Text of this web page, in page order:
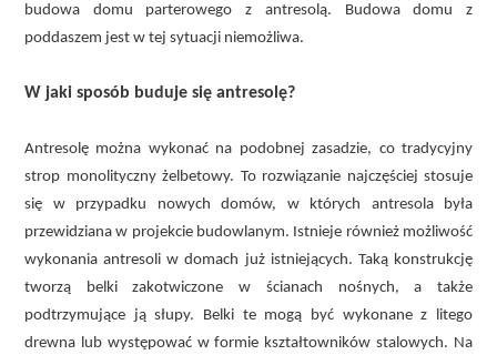
budowa domu parterowego z antresolą. Budowa domu z
poddaszem jest w tej sytuacji niemożliwa.
W jaki sposób buduje się antresolę?
Antresolę można wykonać na podobnej zasadzie, co tradycyjny
strop monolityczny żelbetowy. To rozwiązanie najczęściej stosuje
się w przypadku nowych domów, w których antresola była
przewidziana w projekcie budowlanym. Istnieje również możliwość
wykonania antresoli w domach już istniejących. Taką konstrukcję
tworzą belki zakotwiczone w ścianach nośnych, a także
podtrzymujące ją słupy. Belki te mogą być wykonane z litego
drewna lub występować w formie kształtowników stalowych. Na